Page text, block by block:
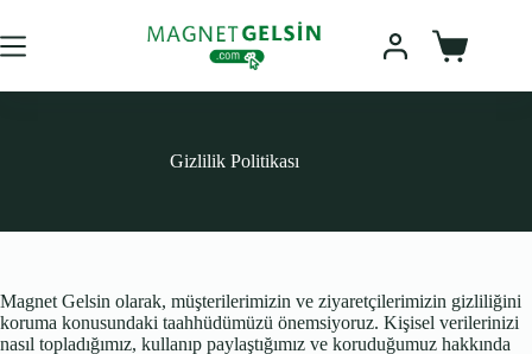
content
Sepet
Gizlilik Politikası
Magnet Gelsin olarak, müşterilerimizin ve ziyaretçilerimizin gizliliğini
koruma konusundaki taahhüdümüzü önemsiyoruz. Kişisel verilerinizi
nasıl topladığımız, kullanıp paylaştığımız ve koruduğumuz hakkında